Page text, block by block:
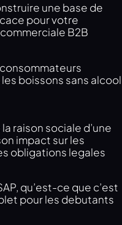
une base de
pour votre
B2B
boissons sans alcool
raison sociale d’une
impact sur les
obligations legales
qu’est-ce que c’est
pour les debutants